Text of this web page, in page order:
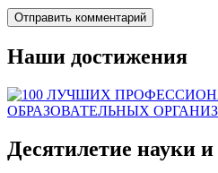
Наши достижения
Десятилетие науки